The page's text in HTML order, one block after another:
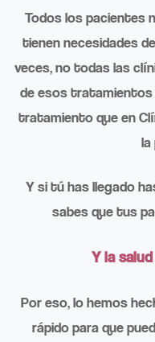
Todos los pacientes
tienen necesidades
veces, no todas las
de esos tratamientos
tratamiento que en
la
Y si tú has llegado
sabes que tus
Y la
Por eso, lo hemos
rápido para que